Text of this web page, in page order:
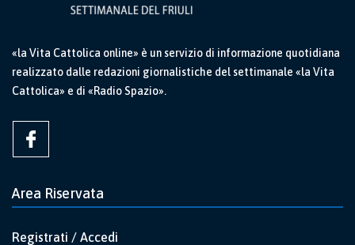
«la Vita Cattolica online» è un servizio di informazione quotidiana
realizzato dalle redazioni giornalistiche del settimanale «la Vita
Cattolica» e di «Radio Spazio».
Area Riservata
Registrati / Accedi